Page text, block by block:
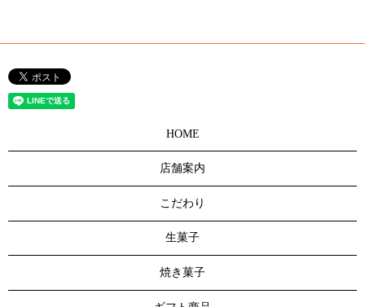
HOME
店舗案内
こだわり
生菓子
焼き菓子